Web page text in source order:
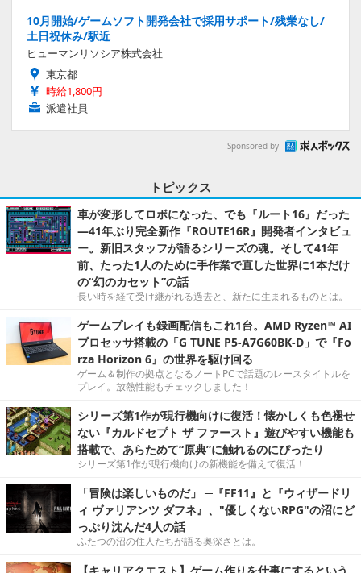
10月開始/ゲームソフト開発会社で採用サポート/残業なし/
土日祝休み/駅近
ヒューマンリソシア株式会社
東京都
時給1,800円
派遣社員
Sponsored by
トピックス
車が変形してロボになった、でも『ルート16』だった
―41年ぶり完全新作『ROUTE16R』開発者インタビュ
ー。新旧スタッフが語るシリーズの魂。そして41年
前、たった1人のために手作業で直した世界に1本だけ
の“幻のカセット”の話
長い時を経て受け継がれる過去と、新たに生まれるものとは。
ゲームプレイも録画配信もこれ1台。AMD Ryzen™ AI
プロセッサ搭載の「G TUNE P5-A7G60BK-D」で『Fo
rza Horizon 6』の世界を駆け回る
ゲーム＆制作の拠点となるノートPCで話題のレースタイトルを
プレイ。放熱性能もチェックしました！
シリーズ第1作が現行機向けに復活！懐かしくも色褪せ
ない『カルドセプト ザ ファースト』遊びやすい機能も
搭載で、あらためて“原典”に触れるのにぴったり
シリーズ第1作が現行機向けの新機能を備えて復活！
「冒険は楽しいものだ」 ─『FF11』と『ウィザードリ
ィ ヴァリアンツ ダフネ』、"優しくないRPG"の沼にど
っぷり沈んだ4人の話
ふたつの沼の住人たちが語る奥深さとは。